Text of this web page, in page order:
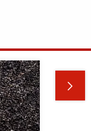
